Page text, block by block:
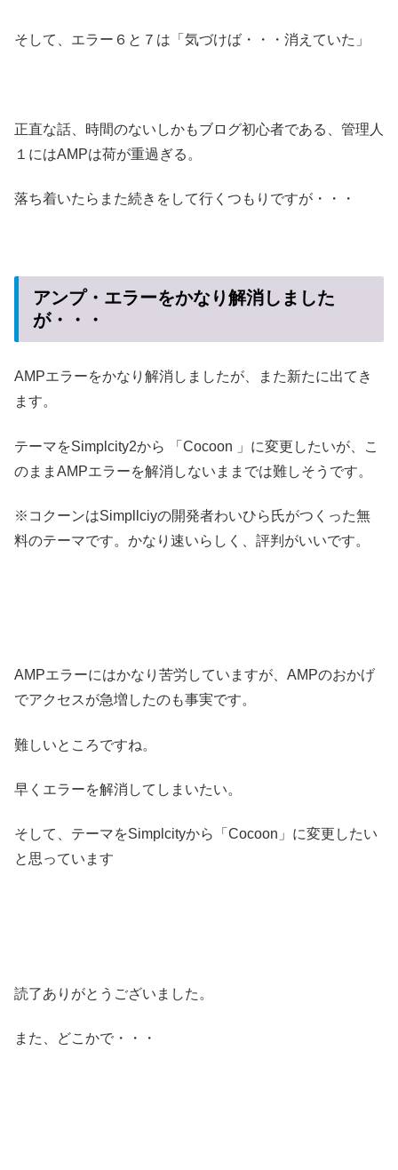
そして、エラー６と７は「気づけば・・・消えていた」
正直な話、時間のないしかもブログ初心者である、管理人
１にはAMPは荷が重過ぎる。
落ち着いたらまた続きをして行くつもりですが・・・
アンプ・エラーをかなり解消しました
が・・・
AMPエラーをかなり解消しましたが、また新たに出てき
ます。
テーマをSimplcity2から 「Cocoon 」に変更したいが、こ
のままAMPエラーを解消しないままでは難しそうです。
※コクーンはSimpllciyの開発者わいひら氏がつくった無
料のテーマです。かなり速いらしく、評判がいいです。
AMPエラーにはかなり苦労していますが、AMPのおかげ
でアクセスが急増したのも事実です。
難しいところですね。
早くエラーを解消してしまいたい。
そして、テーマをSimplcityから「Cocoon」に変更したい
と思っています
読了ありがとうございました。
また、どこかで・・・